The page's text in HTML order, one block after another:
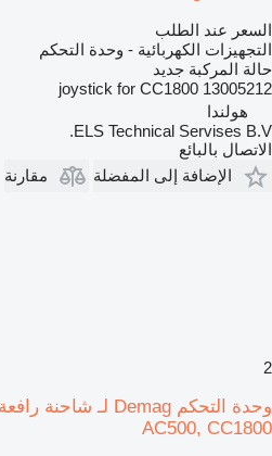
السعر عند الطلب
التجهيزات الكهربائية - وحدة التحكم
حالة المركبة جديد
13005212 joystick for CC1800
هولندا
ELS Technical Servises B.V.
الاتصال بالبائع
الإضافة إلى المفضلة
مقارنة
2
AC500, CC1800